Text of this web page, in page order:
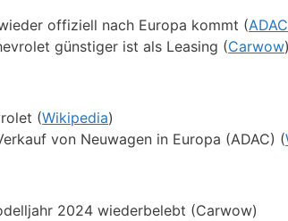
offiziell nach Europa kommt (ADAC
günstiger ist als Leasing (Carwow)
(Wikipedia)
von Neuwagen in Europa (ADAC) (
2024 wiederbelebt (Carwow)